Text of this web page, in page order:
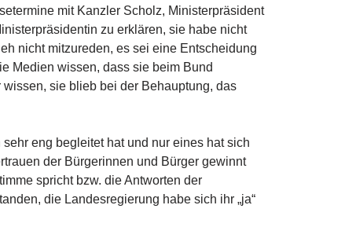
mit Kanzler Scholz, Ministerpräsident
zu erklären, sie habe nicht
nicht mitzureden, es sei eine Entscheidung
Medien wissen, dass sie beim Bund
sie blieb bei der Behauptung, das
eng begleitet hat und nur eines hat sich
der Bürgerinnen und Bürger gewinnt
spricht bzw. die Antworten der
die Landesregierung habe sich ihr „ja“